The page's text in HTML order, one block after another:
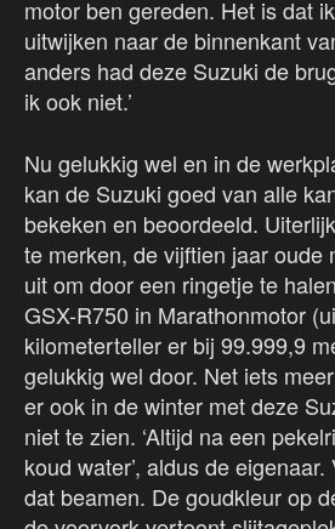
motor ben gereden. Het is dat
uitwijken naar de binnenkant
anders had deze Suzuki de
ik ook niet.’
Nu gelukkig wel en in de
kan de Suzuki goed van alle
bekeken en beoordeeld.
te merken, de vijftien jaar oude
uit om door een ringetje te
GSX-R750 in Marathonmotor
kilometerteller er bij 99.999,9
gelukkig wel door. Net iets
er ook in de winter met deze
niet te zien. ‘Altijd na een
koud water’, aldus de
dat beamen. De goudkleur op